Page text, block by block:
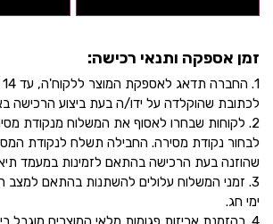
זמן אספקה ותנאי רכישה:
לכתובת שהוקלדה על ידו/ה בעת ביצוע הרכישה
2. לקוחות שבחרו לאסוף את המשלוח מנקודת
לבחור נקודת מסירה. החבילה תשלח לנקודת
שהוזנה בעת הרכישה בהתאם לזמינות במעמד
3. זמני המשלוח עלולים להשתנות בהתאם למצב
ימי חג.